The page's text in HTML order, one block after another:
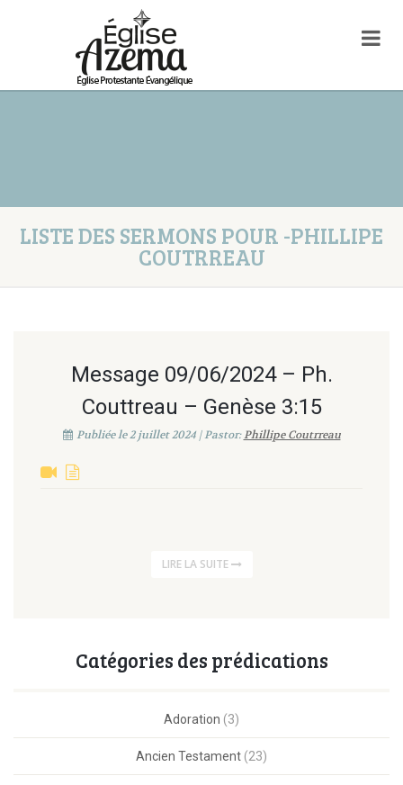
LISTE DES SERMONS POUR -PHILLIPE
COUTRREAU
Message 09/06/2024 – Ph.
Couttreau – Genèse 3:15
Publiée le 2 juillet 2024 | Pastor:Phillipe Coutrreau
LIRE LA SUITE
Catégories des prédications
Adoration (3)
Ancien Testament (23)